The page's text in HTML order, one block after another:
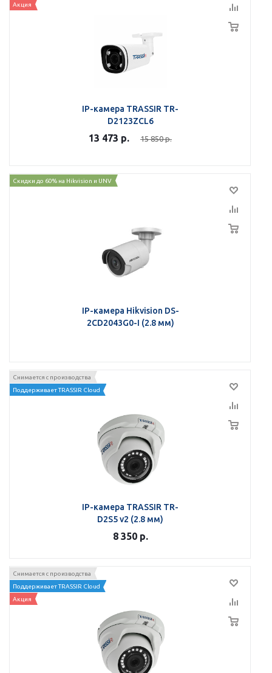
Акция
IP-камера TRASSIR TR-
D2123ZCL6
13 473 р. 15 850р.
Скидки до 60% на Hikvision и UNV
IP-камера Hikvision DS-
2CD2043G0-I (2.8 мм)
Снимается с производства
Поддерживает TRASSIR Cloud
IP-камера TRASSIR TR-
D2S5 v2 (2.8 мм)
8 350р.
Снимается с производства
Поддерживает TRASSIR Cloud
Акция